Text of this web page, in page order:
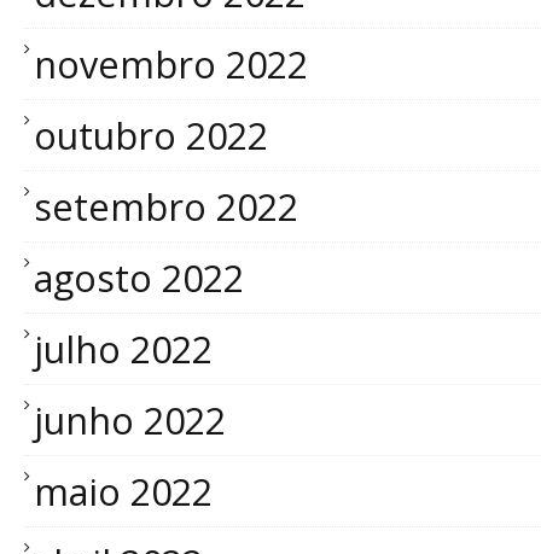
novembro 2022
outubro 2022
setembro 2022
agosto 2022
julho 2022
junho 2022
maio 2022